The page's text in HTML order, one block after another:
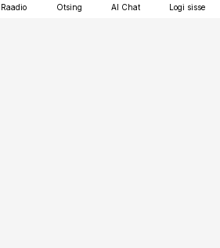
Raadio Otsing AI Chat Logi sisse